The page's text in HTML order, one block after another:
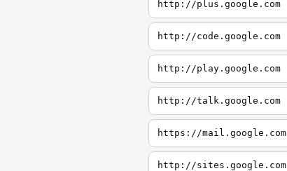
http://plus.google.com
http://code.google.com
http://play.google.com
http://talk.google.com
https://mail.google.com
http://sites.google.com